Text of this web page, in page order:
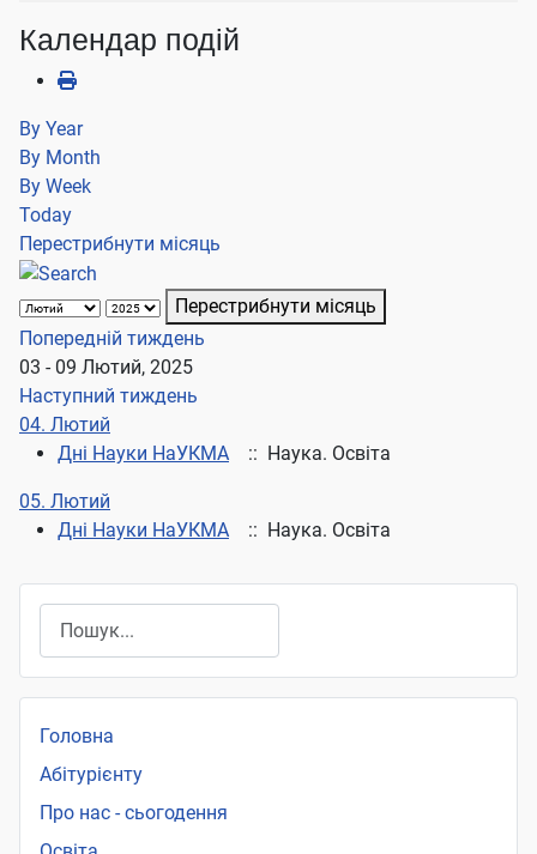
Календар подій
By Year
By Month
By Week
Today
Перестрибнути місяць
Перестрибнути місяць
Попередній тиждень
03 - 09 Лютий, 2025
Наступний тиждень
04. Лютий
Дні Науки НаУКМА
:: Наука. Освіта
05. Лютий
Дні Науки НаУКМА
:: Наука. Освіта
Головна
Абітурієнту
Про нас - сьогодення